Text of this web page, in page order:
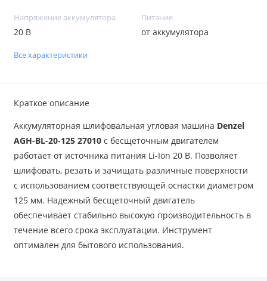
Напряжение аккумулятора
20 В
Питание
от аккумулятора
Все характеристики
Краткое описание
Аккумуляторная шлифовальная угловая машина Denzel
AGH-BL-20-125 27010с бесщеточным двигателем
работает от источника питания Li-Ion 20 В. Позволяет
шлифовать, резать и зачищать различные поверхности
с использованием соответствующей оснастки диаметром
125 мм. Надежный бесщеточный двигатель
обеспечивает стабильно высокую производительность в
течение всего срока эксплуатации. Инструмент
оптимален для бытового использования.